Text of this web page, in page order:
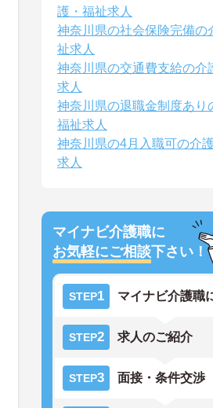
護・福祉求人
神奈川県の社会保険完備の
祉求人
神奈川県の交通費支給の介
求人
神奈川県の退職金制度あり
福祉求人
神奈川県の4月入職可の介
求人
マイナビ介護職に
お気軽にご相談下さい！
STEP1 マイナビ介護職
STEP2 求人のご紹介
STEP3 面接・条件交渉